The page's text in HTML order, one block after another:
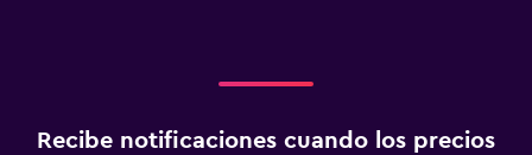
Recibe notificaciones cuando los precios